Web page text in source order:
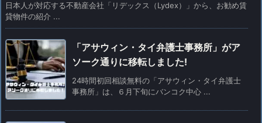
日本人が対応する不動産会社「リデックス（Lydex）」から、お勧め賃
貸物件の紹介 ...
「アサウィン・タイ弁護士事務所」がア
ソーク通りに移転しました!
24時間初回相談無料の「アサウィン・タイ弁護士
事務所」は、６月下旬にバンコク中心 ...